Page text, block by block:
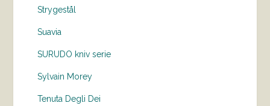
Strygestål
Suavia
SURUDO kniv serie
Sylvain Morey
Tenuta Degli Dei